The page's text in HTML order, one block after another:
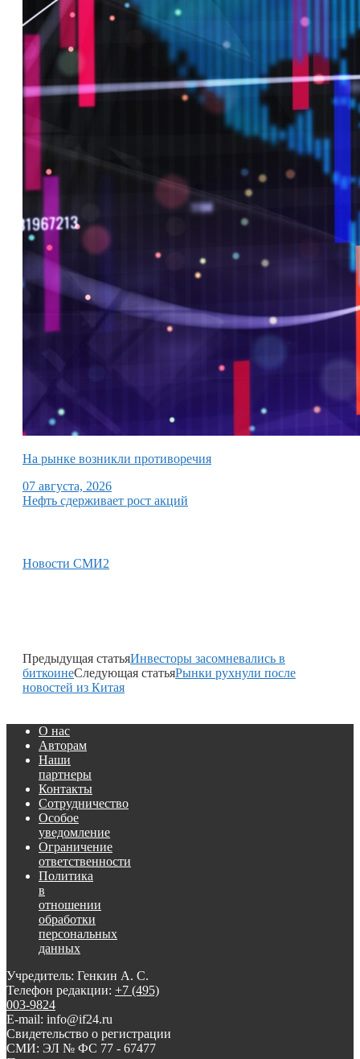
На рынке возникли противоречия
07 августа, 2026
Нефть сдерживает рост акций
Новости СМИ2
Предыдущая статьяИнвесторы засомневались в
биткоинеСледующая статьяРынки рухнули после
новостей из Китая
О нас
Авторам
Наши
партнеры
Контакты
Сотрудничество
Особое
уведомление
Ограничение
ответственности
Политика
в
отношении
обработки
персональных
данных
Учредитель: Генкин А. С.
Телефон редакции: +7 (495)
003-9824
E-mail: info@if24.ru
Свидетельство о регистрации
СМИ: ЭЛ № ФС 77 - 67477